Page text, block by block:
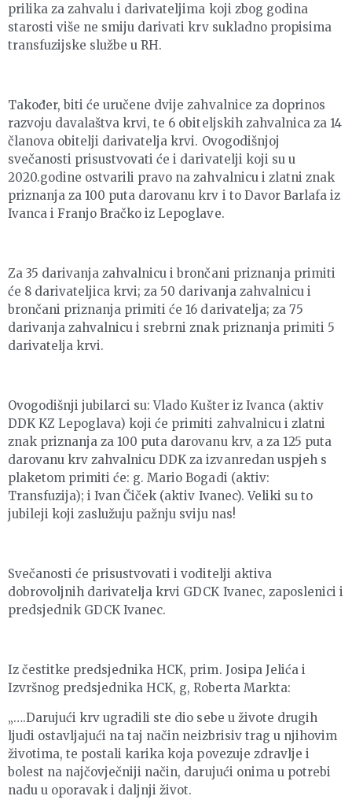
prilika za zahvalu i darivateljima koji zbog godina
starosti više ne smiju darivati krv sukladno propisima
transfuzijske službe u RH.
Također, biti će uručene dvije zahvalnice za doprinos
razvoju davalaštva krvi, te 6 obiteljskih zahvalnica za 14
članova obitelji darivatelja krvi. Ovogodišnjoj
svečanosti prisustvovati će i darivatelji koji su u
2020.godine ostvarili pravo na zahvalnicu i zlatni znak
priznanja za 100 puta darovanu krv i to Davor Barlafa iz
Ivanca i Franjo Bračko iz Lepoglave.
Za 35 darivanja zahvalnicu i brončani priznanja primiti
će 8 darivateljica krvi; za 50 darivanja zahvalnicu i
brončani priznanja primiti će 16 darivatelja; za 75
darivanja zahvalnicu i srebrni znak priznanja primiti 5
darivatelja krvi.
Ovogodišnji jubilarci su: Vlado Kušter iz Ivanca (aktiv
DDK KZ Lepoglava) koji će primiti zahvalnicu i zlatni
znak priznanja za 100 puta darovanu krv, a za 125 puta
darovanu krv zahvalnicu DDK za izvanredan uspjeh s
plaketom primiti će: g. Mario Bogadi (aktiv:
Transfuzija); i Ivan Čiček (aktiv Ivanec). Veliki su to
jubileji koji zaslužuju pažnju sviju nas!
Svečanosti će prisustvovati i voditelji aktiva
dobrovoljnih darivatelja krvi GDCK Ivanec, zaposlenici i
predsjednik GDCK Ivanec.
Iz čestitke predsjednika HCK, prim. Josipa Jelića i
Izvršnog predsjednika HCK, g, Roberta Markta:
„….Darujući krv ugradili ste dio sebe u živote drugih
ljudi ostavljajući na taj način neizbrisiv trag u njihovim
životima, te postali karika koja povezuje zdravlje i
bolest na najčovječniji način, darujući onima u potrebi
nadu u oporavak i daljnji život.